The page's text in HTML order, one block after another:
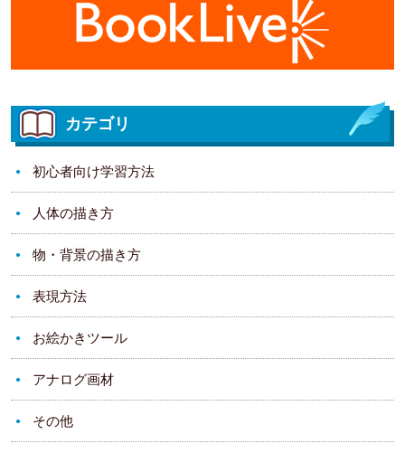
カテゴリ
初心者向け学習方法
人体の描き方
物・背景の描き方
表現方法
お絵かきツール
アナログ画材
その他